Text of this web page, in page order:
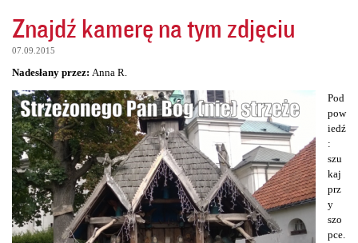
Znajdź kamerę na tym zdjęciu
07.09.2015
Nadesłany przez: Anna R.
Pod
pow
iedź
:
szu
kaj
prz
y
szo
pce.